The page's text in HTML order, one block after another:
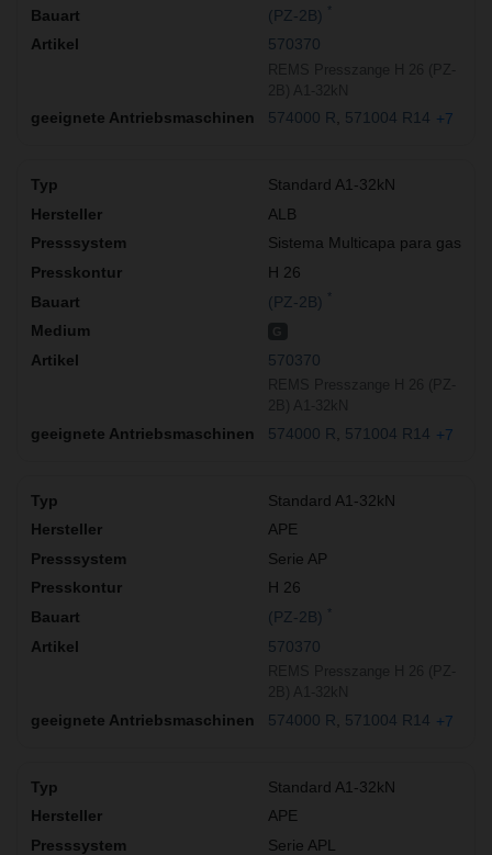
(PZ-2B)
570370
574000 R 571004 R14 +7
Standard A1-32kN
ALB
Sistema Multicapa para gas
H 26
(PZ-2B)
570370
574000 R 571004 R14 +7
Standard A1-32kN
APE
Serie AP
H 26
(PZ-2B)
570370
574000 R 571004 R14 +7
Standard A1-32kN
APE
Serie APL